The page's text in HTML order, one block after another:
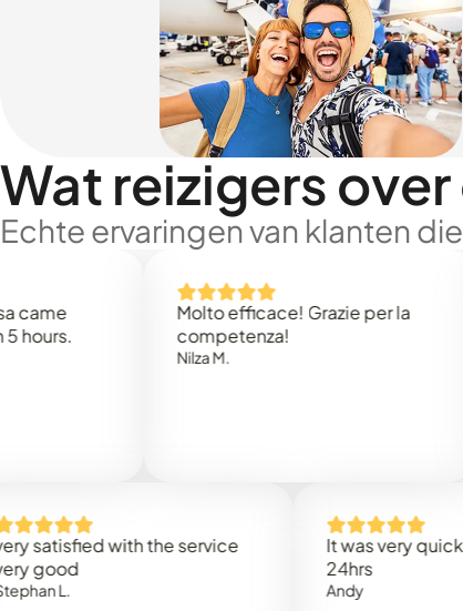
Wat reizigers
Echte ervaringen van klanten
Molto efficace! Grazie per la
competenza!
with the service
It was very quick, less